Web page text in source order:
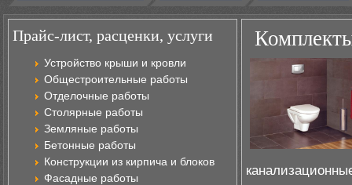
Прайс-лист, расценки, услуги
Устройство крыши и кровли
Общестроительные работы
Отделочные работы
Столярные работы
Земляные работы
Бетонные работы
Конструкции из кирпича и блоков
Фасадные работы